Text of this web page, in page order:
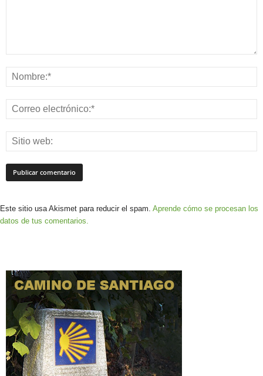
Este sitio usa Akismet para reducir el spam. Aprende cómo se procesan los
datos de tus comentarios.